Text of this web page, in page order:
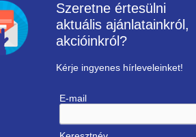
Szeretne értesülni
aktuális ajánlatainkról,
akcióinkról?
Kérje ingyenes hírleveleinket!
E-mail